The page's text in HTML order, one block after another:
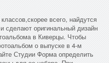
всего, найдутся
сделают оригинальный дизайн
в Киверцы. Чтобы
о выпуске в 4-м
Студии Форма определить